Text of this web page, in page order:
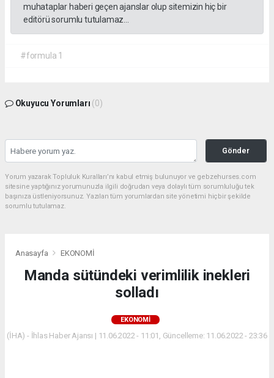
muhataplar haberi geçen ajanslar olup sitemizin hiç bir
editörü sorumlu tutulamaz...
#formula 1
Okuyucu Yorumları (0)
Gönder
Yorum yazarak Topluluk Kuralları’nı kabul etmiş bulunuyor ve gebzehurses.com
sitesine yaptığınız yorumunuzla ilgili doğrudan veya dolaylı tüm sorumluluğu tek
başınıza üstleniyorsunuz. Yazılan tüm yorumlardan site yönetimi hiçbir şekilde
sorumlu tutulamaz.
Anasayfa EKONOMİ
Manda sütündeki verimlilik inekleri
solladı
EKONOMİ
(İHA) - İhlas Haber Ajansı | 11.06.2022 - 11:01, Güncelleme: 11.06.2022 - 23:36